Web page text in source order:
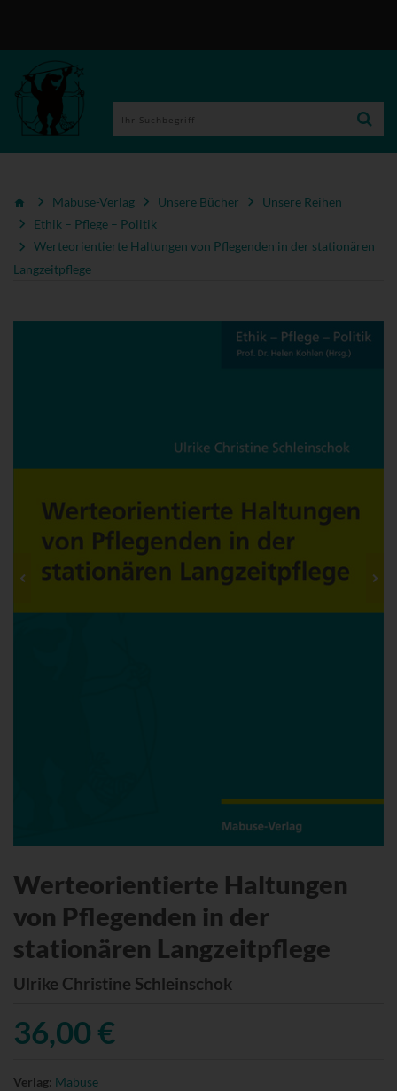
Mabuse-Verlag Unsere Bücher
Unsere Reihen
Ethik – Pflege – Politik
Werteorientierte Haltungen von Pflegenden in der stationären
Langzeitpflege
Werteorientierte Haltungen
von Pflegenden in der
stationären Langzeitpflege
Ulrike Christine Schleinschok
36,00 €
Verlag: Mabuse